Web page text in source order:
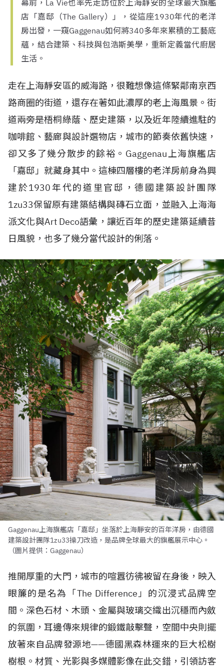
幕前，La Vie也率先走訪位於上海靜安的全球最大旗艦
店「嘉邸（The Gallery）」，從這座1930年代的老洋
房出發，一窺Gaggenau如何將340多年來累積的工藝底
蘊，結合建築、科技與包浩斯美學，重新定義當代廚居
生活。
走在上海靜安區的威海路，很難想像這條緊鄰南京西
路商圈的街道，還存在著如此濃厚的老上海風景。街
道兩旁是梧桐綠蔭、歷史建築，以及近年陸續進駐的
咖啡館、藝廊與設計選物店，城市的節奏依舊快速，
卻又多了幾分散步的餘裕。Gaggenau上海旗艦店
「嘉邸」就藏身其中。這棟四層樓的老洋房前身為興
建於1930年代的道里官邸，德國建築設計團隊
1zu33保留原有建築結構與磚石立面，並融入上海海
派文化與Art Deco語彙，讓近百年的歷史建築延續昔
日風貌，也多了幾分當代設計的俐落。
Gaggenau上海旗艦店「嘉邸」坐落於上海靜安的百年洋房，由德國
建築設計團隊1zu33操刀改造，是品牌全球最大的旗艦展示中心。
（圖片提供：Gaggenau）
推開厚重的大門，城市的喧囂彷彿被留在身後，映入
眼簾的是名為「The Difference」的沉浸式品牌空
間。深色石材、木頭、金屬與玻璃交織出沉穩而內斂
的氛圍，耳邊傳來規律的鍛鐵敲擊聲，空間中央則擺
放著來自品牌發源地——德國黑森林運來的巨大松樹
樹根。材質、光影與多媒體影像在此交錯，引領訪客